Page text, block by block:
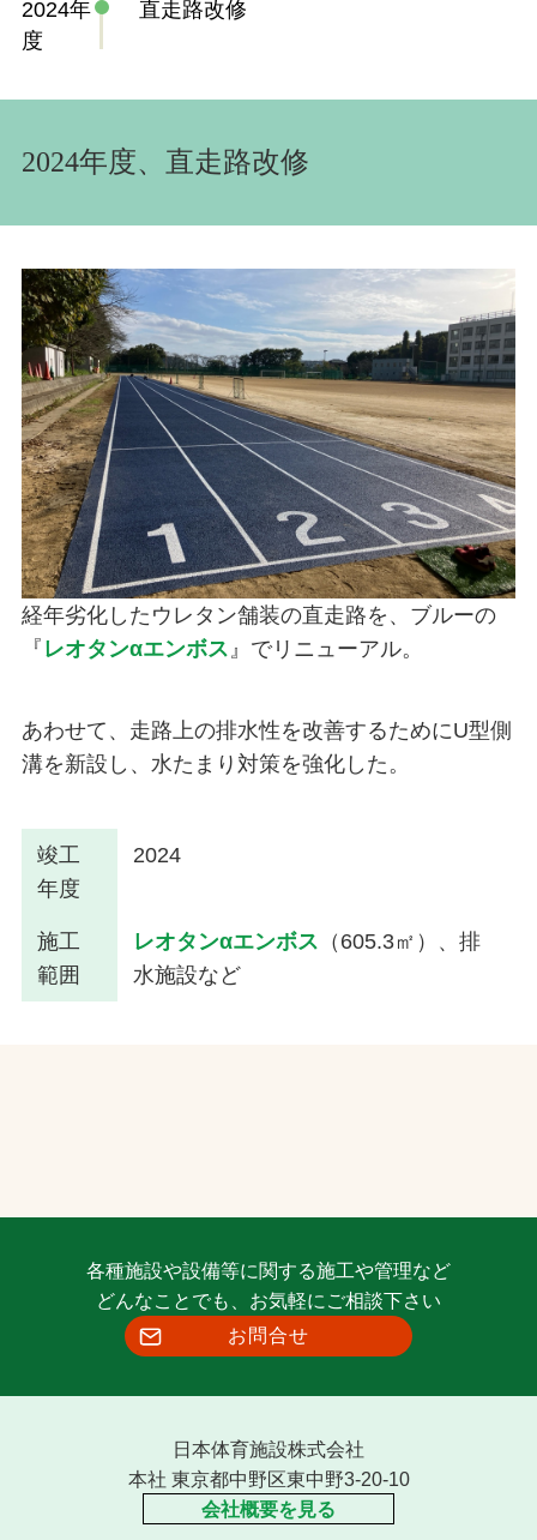
2024年
度
直走路改修
2024年度、直走路改修
経年劣化したウレタン舗装の直走路を、ブルーの
『 レオタンαエンボス 』でリニューアル。
あわせて、走路上の排水性を改善するためにU型側
溝を新設し、水たまり対策を強化した。
竣工
年度
2024
施工
範囲
レオタンαエンボス （605.3㎡）、排
水施設など
各種施設や設備等に関する施工や管理など
どんなことでも、お気軽にご相談下さい
お問合せ
日本体育施設株式会社
本社 東京都中野区東中野3-20-10
会社概要を見る